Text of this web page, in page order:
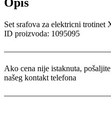
Set srafova za elektricni
ID proizvoda: 1095095
Ako cena nije istaknuta,
našeg kontakt telefona